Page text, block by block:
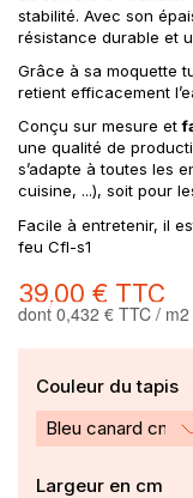
stabilité. Avec son
résistance durable et
Grâce à sa moquette
retient efficacement
Conçu sur mesure et
une qualité de
s’adapte à toutes les
cuisine, ...), soit pour
Facile à entretenir, il
feu Cfl-s1
39,00 € TTC
dont 0,432 € TTC /
Couleur du tapis
Bleu canard
Largeur en cm